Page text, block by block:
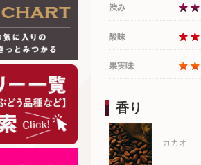
渋み
酸味
果実味
香り
カカオ